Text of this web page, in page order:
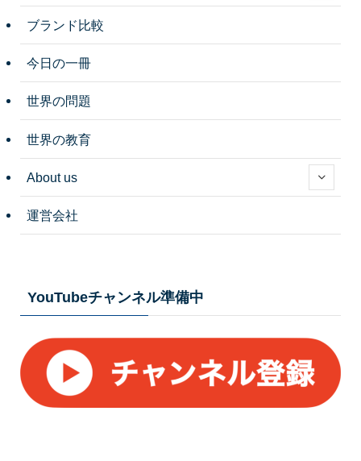
ブランド比較
今日の一冊
世界の問題
世界の教育
About us
運営会社
YouTubeチャンネル準備中